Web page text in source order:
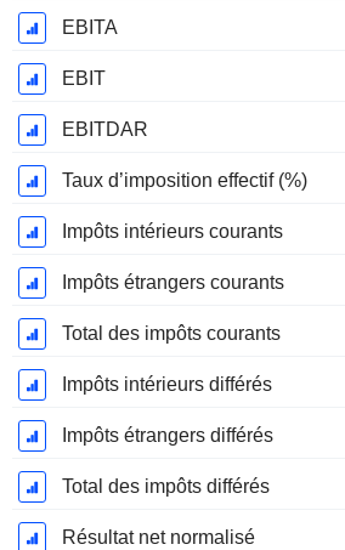
EBITA
EBIT
EBITDAR
Taux d’imposition effectif (%)
Impôts intérieurs courants
Impôts étrangers courants
Total des impôts courants
Impôts intérieurs différés
Impôts étrangers différés
Total des impôts différés
Résultat net normalisé